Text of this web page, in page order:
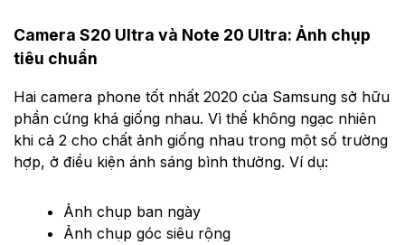
Camera S20 Ultra và Note 20 Ultra: Ảnh chụp
tiêu chuẩn
Hai camera phone tốt nhất 2020 của Samsung sở hữu
phần cứng khá giống nhau. Vì thế không ngạc nhiên
khi cả 2 cho chất ảnh giống nhau trong một số trường
hợp, ở điều kiện ánh sáng bình thường. Ví dụ:
Ảnh chụp ban ngày
Ảnh chụp góc siêu rộng